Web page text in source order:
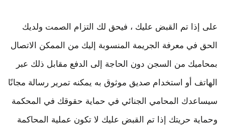
على إذا تم القبض عليك ، فيحق لك التزام الصمت ولديك
الحق في معرفة الجريمة المنسوبة إليك من الممكن الاتصال
بمحاميك من السجن دون الحاجة إلى الدفع مقابل ذلك عبر
الهاتف أو استخدام صديق موثوق به يمكنه تمرير رسالة مجانًا
سيساعدك المحامي الجنائي في حماية حقوقك في المحكمة
وحماية حريتك إذا تم القبض عليك لا تكون عملية المحاكمة